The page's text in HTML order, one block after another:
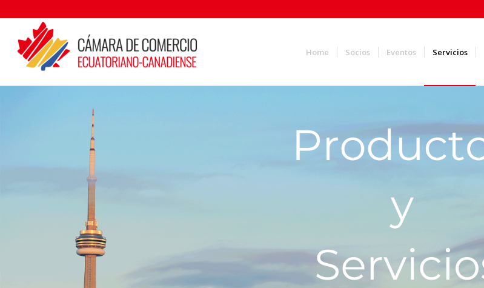
Home Socios Eventos Servicios